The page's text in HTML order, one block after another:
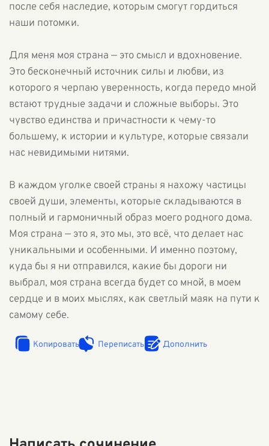
после себя наследие, которым смогут гордиться
наши потомки.
Для меня моя страна — это смысл и вдохновение.
Это бесконечный источник силы и любви, из
которого я черпаю уверенность, когда передо мной
встают трудные задачи и сложные выборы. Это
чувство единства и причастности к чему-то
большему, к истории и культуре, которые связали
нас невидимыми нитями.
В каждом уголке своей страны я нахожу частицы
своей души, элементы, которые складываются в
полный и гармоничный образ моего родного дома.
Моя страна — это я, это мы, это всё, что делает нас
уникальными и особенными. И именно поэтому,
куда бы я ни отправился, какие бы дороги ни
выбрал, моя страна всегда будет со мной, в моем
сердце и в моих мыслях, как светлый маяк на пути к
самому себе.
Копировать Переписать Дополнить